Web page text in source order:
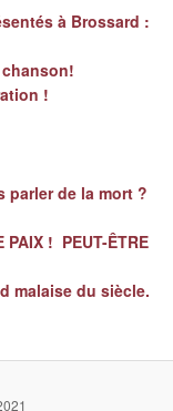
à Brossard :
!
parler de la mort ?
PAIX ! PEUT-ÊTRE
malaise du siècle.